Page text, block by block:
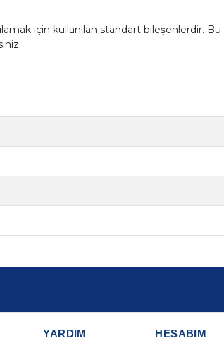
için kullanılan standart bileşenlerdir.
YARDIM HESABIM